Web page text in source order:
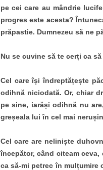
pe cei care au mândrie
progres este acesta?
prăpastie. Dumnezeu să ne
Nu se cuvine să te cerți ca să
Cel care își îndreptățește
odihnă niciodată. Or, chiar
pe sine, iarăși odihnă nu
greșeala lui în cel mai
Cel care are neliniște
începător, când citeam
ca să-mi petrec în mulțumire